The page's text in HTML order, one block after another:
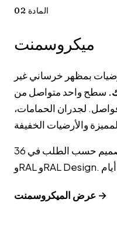
المادة 02
ميكروسمنت
بمظهر خرساني غير
سطح واحد متواصل من
لجدران الحمامات،
36 لونًا قياسيًا بالإضافة إلى التصميم حسب الطلب في NCS
عرض الميكروسمنت →